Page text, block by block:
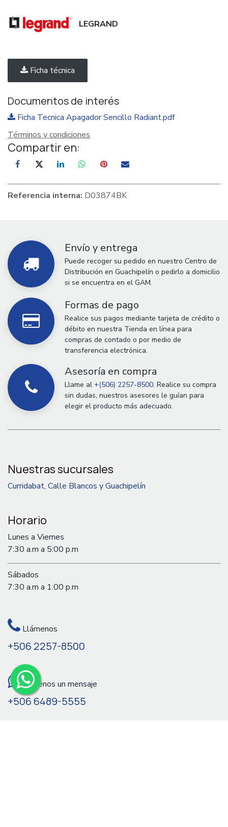
LEGRAND
Ficha técnica
Documentos de interés
Ficha Tecnica Apagador Sencillo Radiant.pdf
Términos y condiciones
Compartir en:
Referencia interna: D03874BK
Envío y entrega
Puede recoger su pedido en nuestro Centro de
Distribución en Guachipelín o pedirlo a domicilio
si se encuentra en el GAM.
Formas de pago
Realice sus pagos mediante tarjeta de crédito o
débito en nuestra Tienda en línea para
compras de contado o por medio de
transferencia electrónica.
Asesoría en compra
Llame al +(506) 2257-8500. Realice su compra
sin dudas, nuestros asesores le guían para
elegir el producto más adecuado.
Nuestras sucursales
Curridabat, Calle Blancos y Guachipelín
Horario
Lunes a Viernes
7:30 a.m a 5:00 p.m
Sábados
7:30 a.m a 1:00 p.m
Llámenos
+506 2257-8500
Envíenos un mensaje
+506 6489-5555